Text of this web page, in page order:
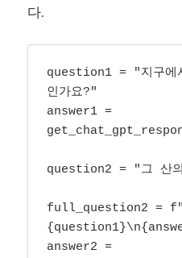
다.
question1 = "지구에
인가요?"
answer1 =
question2 = "그 산의
full_question2 = f"
answer2 =